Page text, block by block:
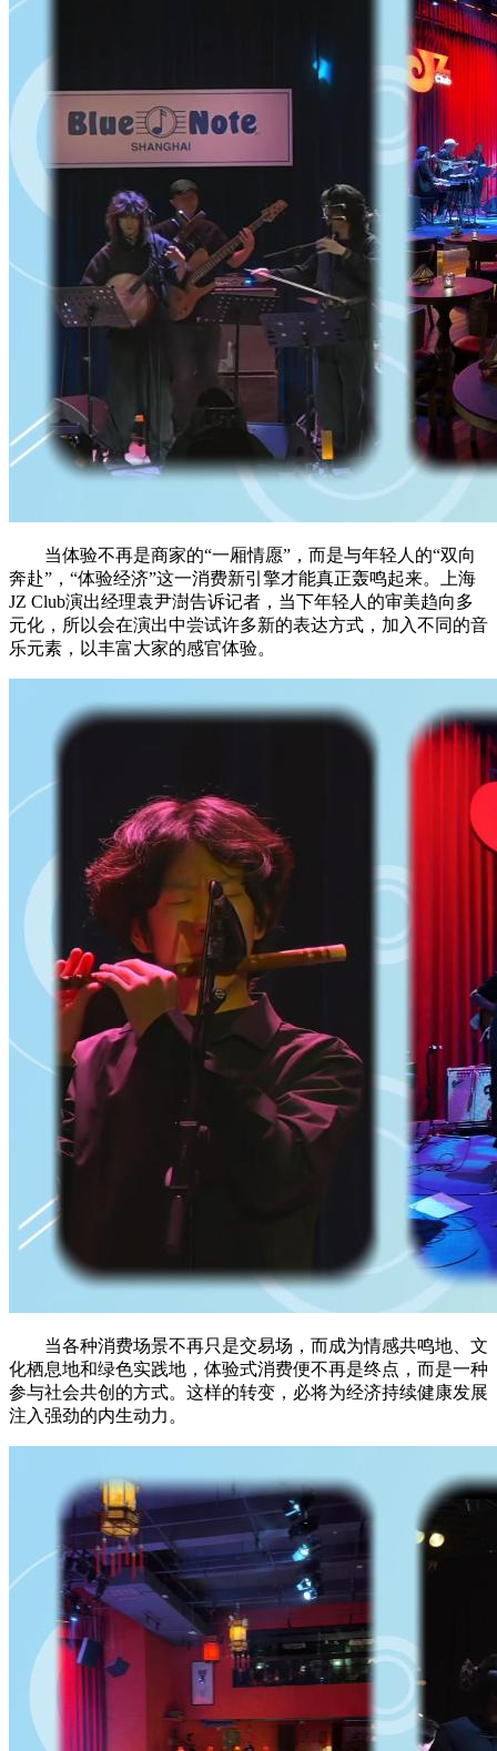
当体验不再是商家的“一厢情愿”，而是与年轻人的“双向
奔赴”，“体验经济”这一消费新引擎才能真正轰鸣起来。上海
JZ Club演出经理袁尹澍告诉记者，当下年轻人的审美趋向多
元化，所以会在演出中尝试许多新的表达方式，加入不同的音
乐元素，以丰富大家的感官体验。
当各种消费场景不再只是交易场，而成为情感共鸣地、文
化栖息地和绿色实践地，体验式消费便不再是终点，而是一种
参与社会共创的方式。这样的转变，必将为经济持续健康发展
注入强劲的内生动力。